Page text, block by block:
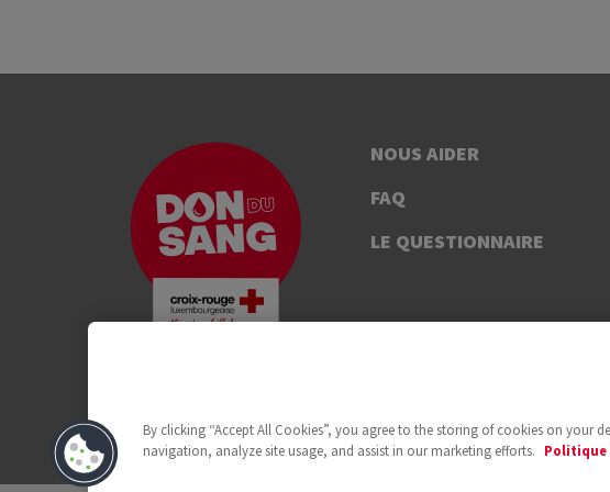
NOUS AIDER
FAQ
LE QUESTIONNAIRE
By clicking “Accept All Cookies”, you agree to the storing of cookies on your
navigation, analyze site usage, and assist in our marketing efforts.
Politique